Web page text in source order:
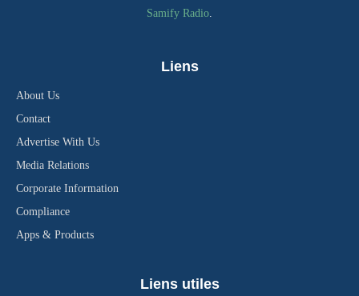
Samify Radio.
Liens
About Us
Contact
Advertise With Us
Media Relations
Corporate Information
Compliance
Apps & Products
Liens utiles